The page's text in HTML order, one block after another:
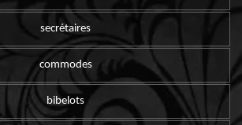
secrétaires
commodes
bibelots